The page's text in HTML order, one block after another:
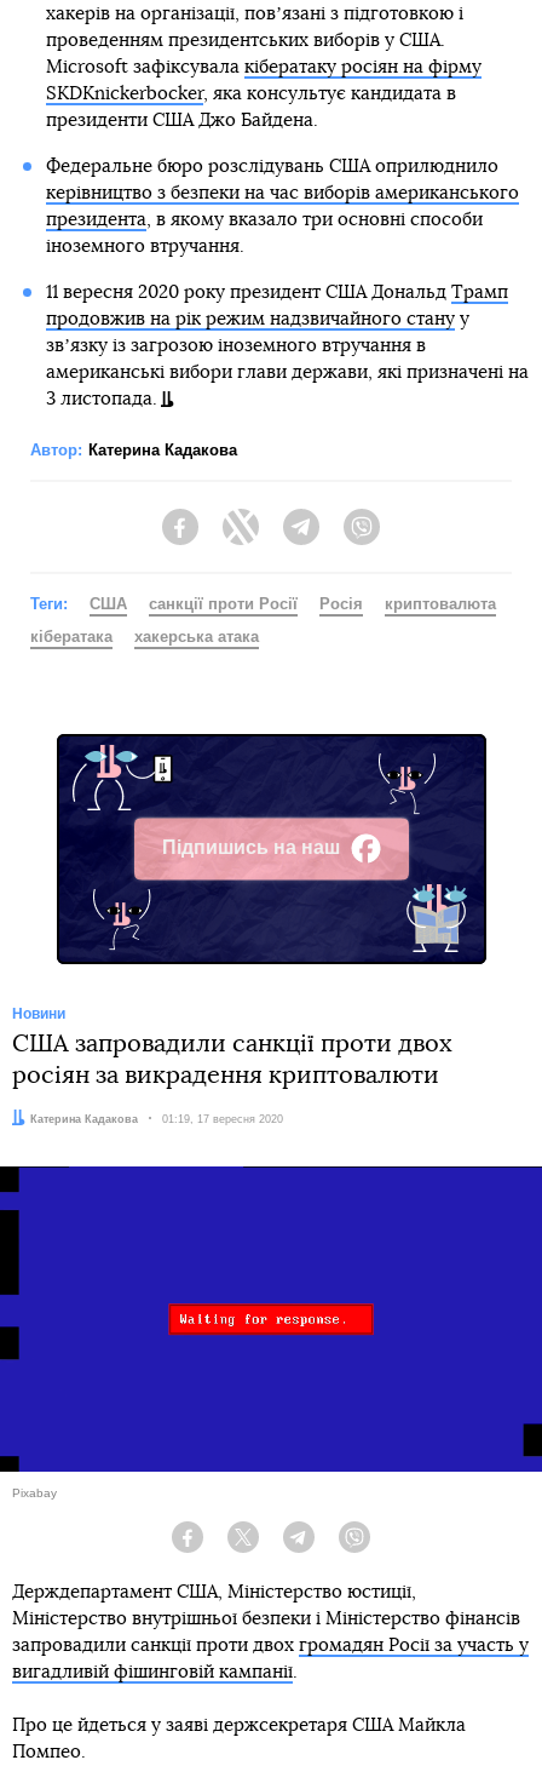
хакерів на організації, повʼязані з підготовкою і
проведенням президентських виборів у США.
Microsoft зафіксувала кібератаку росіян на фірму
SKDKnickerbocker, яка консультує кандидата в
президенти США Джо Байдена.
Федеральне бюро розслідувань США оприлюднило
керівництво з безпеки на час виборів американського
президента , в якому вказало три основні способи
іноземного втручання.
11 вересня 2020 року президент США Дональд Трамп
продовжив на рік режим надзвичайного стануу
звʼязку із загрозою іноземного втручання в
американські вибори глави держави, які призначені на
3 листопада.
Автор: Катерина Кадакова
FacebookTwitter Telegram
Теги: США санкції проти Росії Росія
криптовалюта
кібератака
хакерська атака
Підпишись на наш
Facebook
Новини
США запровадили санкції проти двох
росіян за викрадення криптовалюти
Автор:Катерина Кадакова Дата:
01:19, 17 вересня 2020
Pixabay
Facebook Twitter Telegram
Держдепартамент США, Міністерство юстиції,
Міністерство внутрішньої безпеки і Міністерство фінансів
запровадили санкції проти двох громадян Росії за участь у
вигадливій фішинговій кампанії.
Про це йдеться у заяві держсекретаря США Майкла
Помпео.